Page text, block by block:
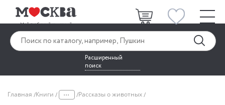
Расширенный
поиск
Главная Книги ... Рассказы о животных